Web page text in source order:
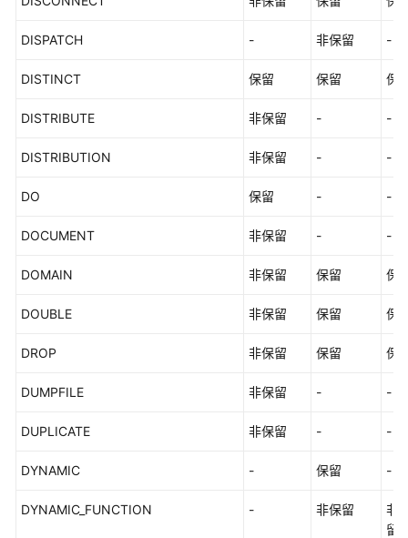
DISPATCH - 非保留 -
DISTINCT 保留 保留 保
DISTRIBUTE 非保留 - -
DISTRIBUTION 非保留 - -
DO 保留 - -
DOCUMENT 非保留 - -
DOMAIN 非保留 保留 保
DOUBLE 非保留 保留 保
DROP 非保留 保留 保
DUMPFILE 非保留 - -
DUPLICATE 非保留 - -
DYNAMIC - 保留 -
DYNAMIC_FUNCTION - 非保留
非
留